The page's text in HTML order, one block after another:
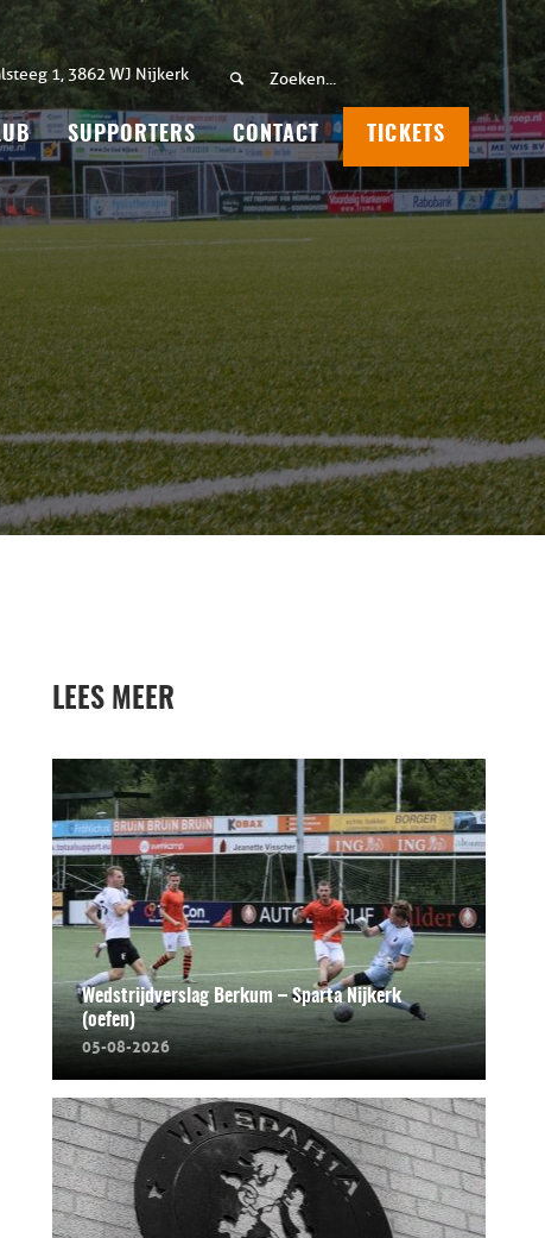
1, 3862 WJ Nijkerk
SUPPORTERS CONTACT TICKETS
LEES MEER
Wedstrijdverslag Berkum – Sparta Nijkerk
(oefen)
05-08-2026